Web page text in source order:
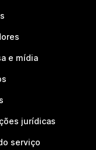
e mídia
jurídicas
serviço